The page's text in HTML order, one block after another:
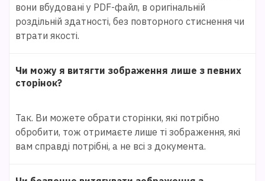
вони вбудовані у PDF-файл, в оригінальній
роздільній здатності, без повторного стиснення чи
втрати якості.
Чи можу я витягти зображення лише з певних
сторінок?
Так. Ви можете обрати сторінки, які потрібно
обробити, тож отримаєте лише ті зображення, які
вам справді потрібні, а не всі з документа.